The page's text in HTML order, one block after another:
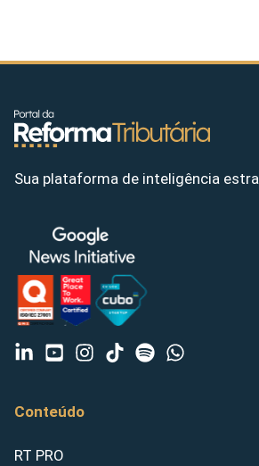
Sua plataforma de inteligência
Conteúdo
RT PRO